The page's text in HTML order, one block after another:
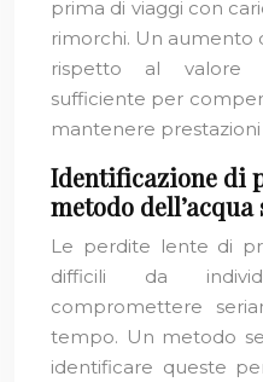
prima di viaggi con
rimorchi. Un aumento
rispetto al valore
sufficiente per
mantenere
Identificazione di
metodo dell’acqua
Le perdite lente di
difficili da
compromettere
tempo. Un metodo
identificare queste